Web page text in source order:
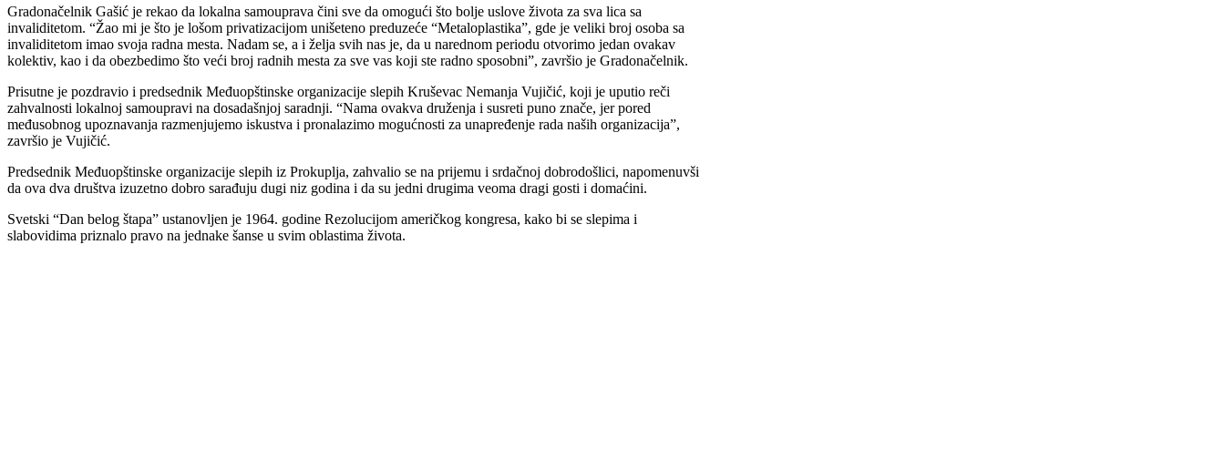
Gradonačelnik Gašić je rekao da lokalna samouprava čini sve da omogući što bolje uslove života za sva lica sa
invaliditetom. “Žao mi je što je lošom privatizacijom unišeteno preduzeće “Metaloplastika”, gde je veliki broj osoba sa
invaliditetom imao svoja radna mesta. Nadam se, a i želja svih nas je, da u narednom periodu otvorimo jedan ovakav
kolektiv, kao i da obezbedimo što veći broj radnih mesta za sve vas koji ste radno sposobni”, završio je Gradonačelnik.
Prisutne je pozdravio i predsednik Međuopštinske organizacije slepih Kruševac Nemanja Vujičić, koji je uputio reči
zahvalnosti lokalnoj samoupravi na dosadašnjoj saradnji. “Nama ovakva druženja i susreti puno znače, jer pored
međusobnog upoznavanja razmenjujemo iskustva i pronalazimo mogućnosti za unapređenje rada naših organizacija”,
završio je Vujičić.
Predsednik Međuopštinske organizacije slepih iz Prokuplja, zahvalio se na prijemu i srdačnoj dobrodošlici, napomenuvši
da ova dva društva izuzetno dobro sarađuju dugi niz godina i da su jedni drugima veoma dragi gosti i domaćini.
Svetski “Dan belog štapa” ustanovljen je 1964. godine Rezolucijom američkog kongresa, kako bi se slepima i
slabovidima priznalo pravo na jednake šanse u svim oblastima života.